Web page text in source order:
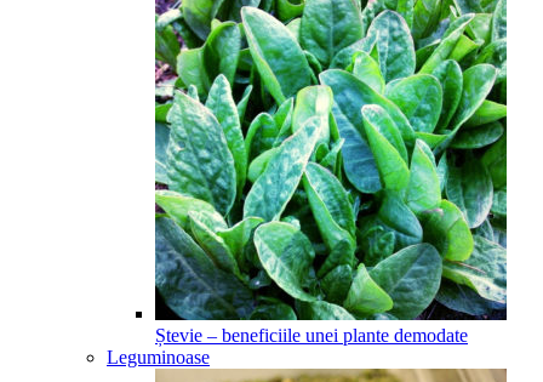
Ștevie – beneficiile unei plante demodate
Leguminoase